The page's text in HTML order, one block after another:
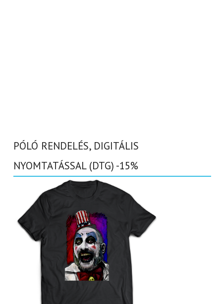
PÓLÓ RENDELÉS, DIGITÁLIS
NYOMTATÁSSAL (DTG) -15%